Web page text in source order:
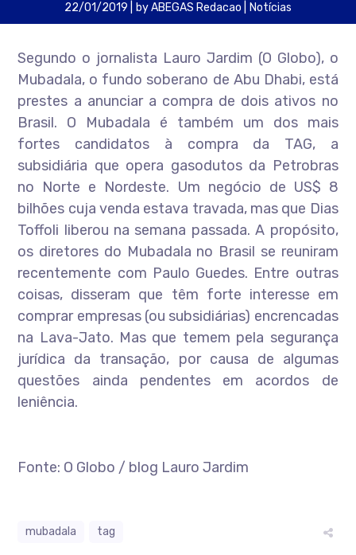
22/01/2019 byABEGAS Redacao Notícias
Segundo o jornalista Lauro Jardim (O Globo), o
Mubadala, o fundo soberano de Abu Dhabi, está
prestes a anunciar a compra de dois ativos no
Brasil. O Mubadala é também um dos mais
fortes candidatos à compra da TAG, a
subsidiária que opera gasodutos da Petrobras
no Norte e Nordeste. Um negócio de US$ 8
bilhões cuja venda estava travada, mas que Dias
Toffoli liberou na semana passada. A propósito,
os diretores do Mubadala no Brasil se reuniram
recentemente com Paulo Guedes. Entre outras
coisas, disseram que têm forte interesse em
comprar empresas (ou subsidiárias) encrencadas
na Lava-Jato. Mas que temem pela segurança
jurídica da transação, por causa de algumas
questões ainda pendentes em acordos de
leniência.
Fonte: O Globo / blog Lauro Jardim
mubadala tag